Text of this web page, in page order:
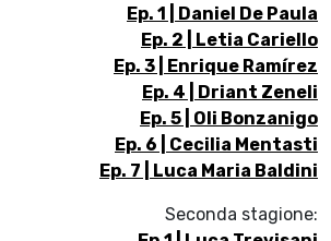
Ep. 1 | Daniel De Paula
Ep. 2 | Letia Cariello
Ep. 3 | Enrique Ramírez
Ep. 4 | Driant Zeneli
Ep. 5 | Oli Bonzanigo
Ep. 6 | Cecilia Mentasti
Ep. 7 | Luca Maria Baldini
Seconda stagione: